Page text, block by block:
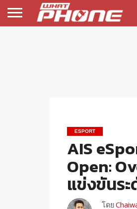
ESPORT
AIS
Open:
แข่งขันร
โดย